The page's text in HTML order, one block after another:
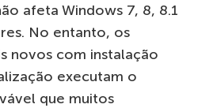
afeta Windows 7, 8, 8.1
No entanto, os
novos com instalação
executam o
que muitos